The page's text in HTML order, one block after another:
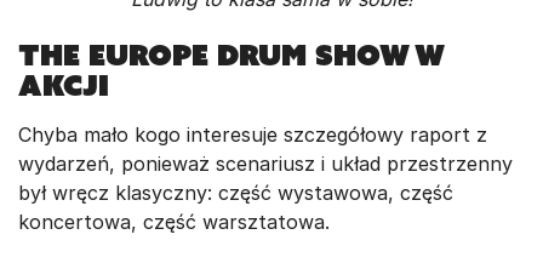
The Europe Drum Show w
akcji
Chyba mało kogo interesuje szczegółowy raport z
wydarzeń, ponieważ scenariusz i układ przestrzenny
był wręcz klasyczny: część wystawowa, część
koncertowa, część warsztatowa.